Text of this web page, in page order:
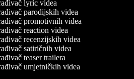
lyric videa
parodijskih videa
promotivnih videa
reaction videa
recenzijskih videa
satiričnih videa
teaser trailera
umjetničkih videa